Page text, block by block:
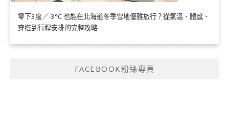
零下3度／-3°C 也能在北海道冬季雪地優雅旅行？從氣溫、體感、
穿搭到行程安排的完整攻略
FACEBOOK粉絲專頁